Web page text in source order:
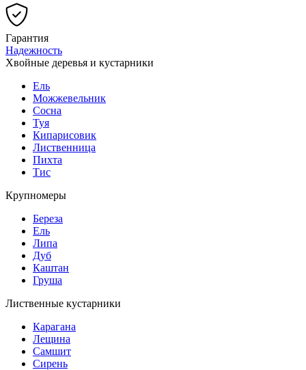
Гарантия
Надежность
Хвойные деревья и кустарники
Ель
Можжевельник
Сосна
Туя
Кипарисовик
Лиственница
Пихта
Тис
Крупномеры
Береза
Ель
Липа
Дуб
Каштан
Груша
Лиственные кустарники
Карагана
Лещина
Самшит
Сирень